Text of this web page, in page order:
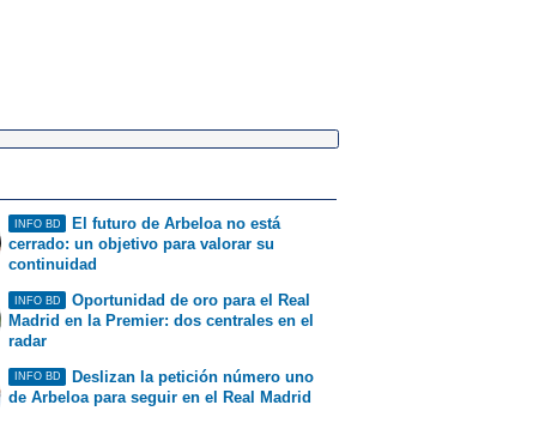
INFO BD
El futuro de Arbeloa no está
cerrado: un objetivo para valorar su
continuidad
INFO BD
Oportunidad de oro para el Real
Madrid en la Premier: dos centrales en el
radar
INFO BD
Deslizan la petición número uno
de Arbeloa para seguir en el Real Madrid